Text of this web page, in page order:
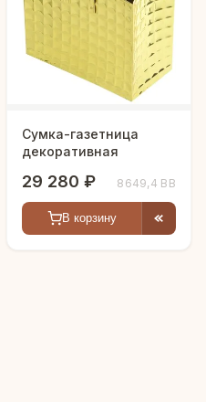
Сумка-газетница
декоративная
29 280 ₽ 8649,4 ВВ
В корзину